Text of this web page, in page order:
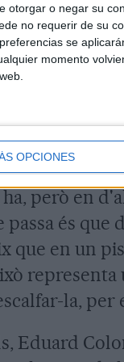
otorgar o negar su
no requerir de su
se
momento
OPCIONES
com a
que les
"Es
en
però en
és
que en un
representa
la, per
Eduard